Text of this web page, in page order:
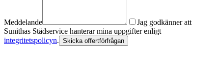
Meddelande
Jag godkänner att
Sunithas Städservice hanterar mina uppgifter enligt
integritetspolicyn. Skicka offertförfrågan